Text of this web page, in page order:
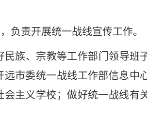
负责开展统一战线宣传工作。
族、宗教等工作部门领导班
市委统一战线工作部信息中
主义学校；做好统一战线有